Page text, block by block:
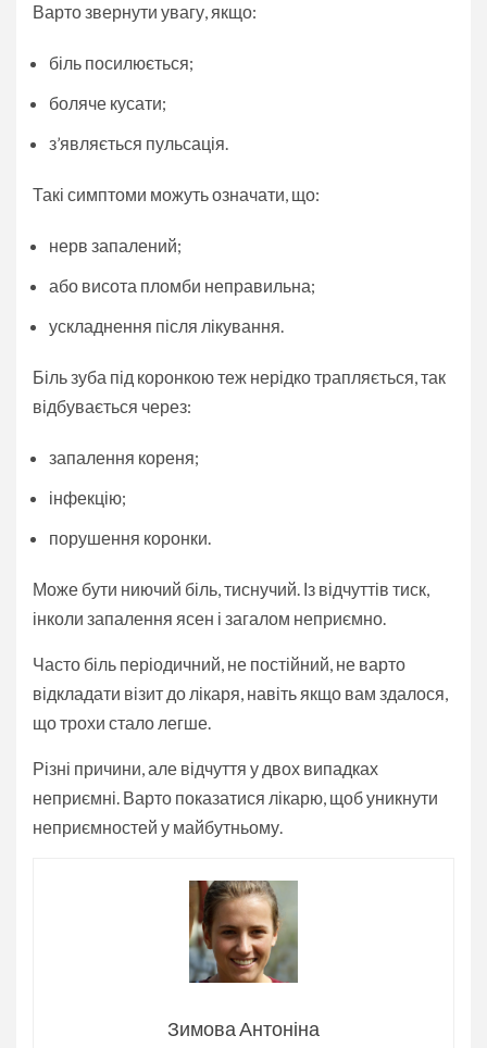
Варто звернути увагу, якщо:
біль посилюється;
боляче кусати;
з’являється пульсація.
Такі симптоми можуть означати, що:
нерв запалений;
або висота пломби неправильна;
ускладнення після лікування.
Біль зуба під коронкою теж нерідко трапляється, так
відбувається через:
запалення кореня;
інфекцію;
порушення коронки.
Може бути ниючий біль, тиснучий. Із відчуттів тиск,
інколи запалення ясен і загалом неприємно.
Часто біль періодичний, не постійний, не варто
відкладати візит до лікаря, навіть якщо вам здалося,
що трохи стало легше.
Різні причини, але відчуття у двох випадках
неприємні. Варто показатися лікарю, щоб уникнути
неприємностей у майбутньому.
Зимова Антоніна